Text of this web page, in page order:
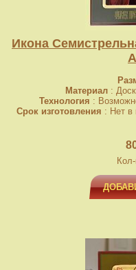
Икона
Материал:
Технология :
Срок изготовления : Нет в